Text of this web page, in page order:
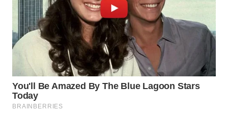
WN
LANGKAT
TAPANULI
SELATAN
WN